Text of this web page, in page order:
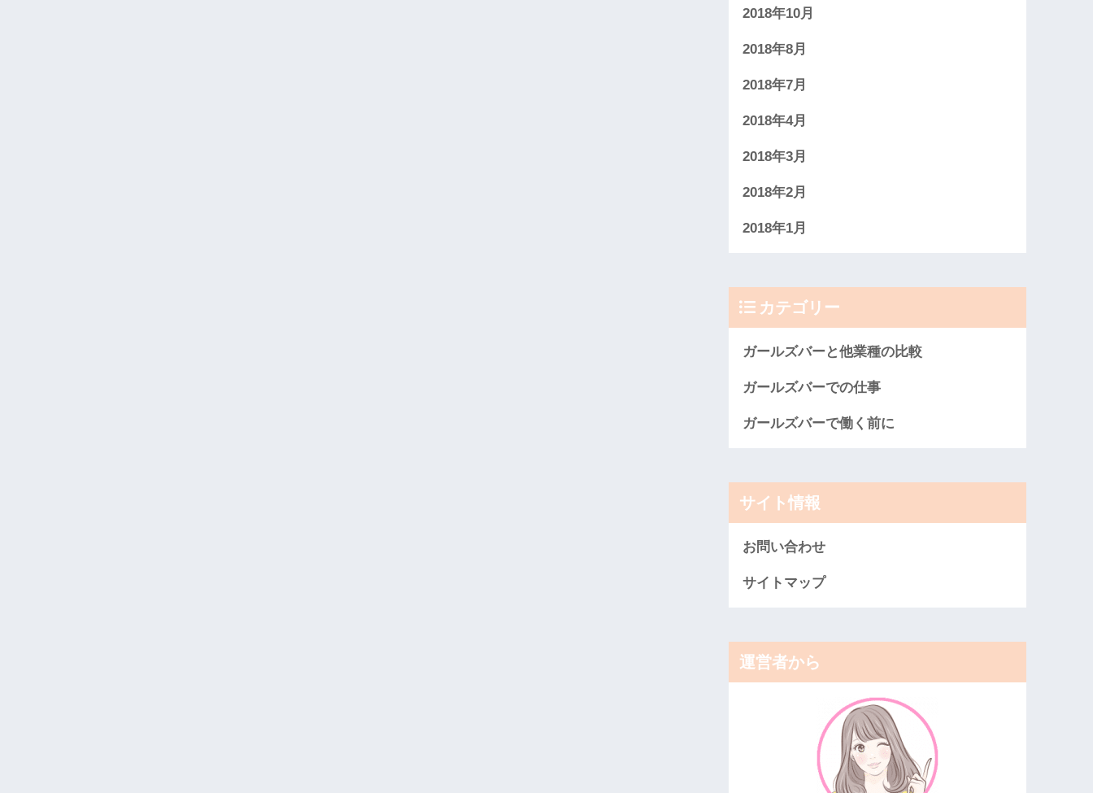
2018年10月
2018年8月
2018年7月
2018年4月
2018年3月
2018年2月
2018年1月
カテゴリー
ガールズバーと他業種の比較
ガールズバーでの仕事
ガールズバーで働く前に
サイト情報
お問い合わせ
サイトマップ
運営者から